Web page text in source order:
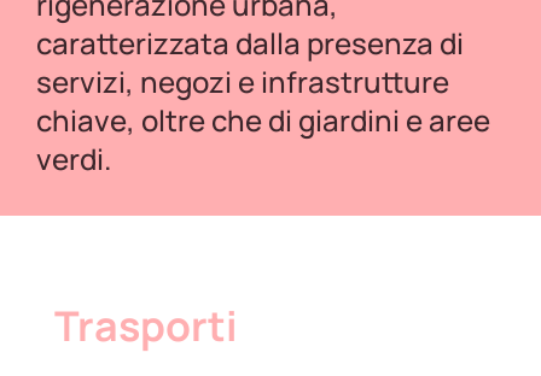
caratterizzata dalla presenza di
servizi, negozi e infrastrutture
chiave, oltre che di giardini e aree
verdi.
Trasporti